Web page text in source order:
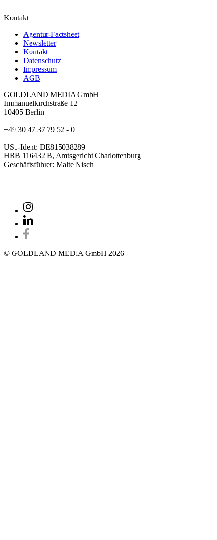
Kontakt
Agentur-Factsheet
Newsletter
Kontakt
Datenschutz
Impressum
AGB
GOLDLAND MEDIA GmbH
Immanuelkirchstraße 12
10405 Berlin
+49 30 47 37 79 52 - 0
USt.-Ident: DE815038289
HRB 116432 B, Amtsgericht Charlottenburg
Geschäftsführer: Malte Nisch
© GOLDLAND MEDIA GmbH 2026